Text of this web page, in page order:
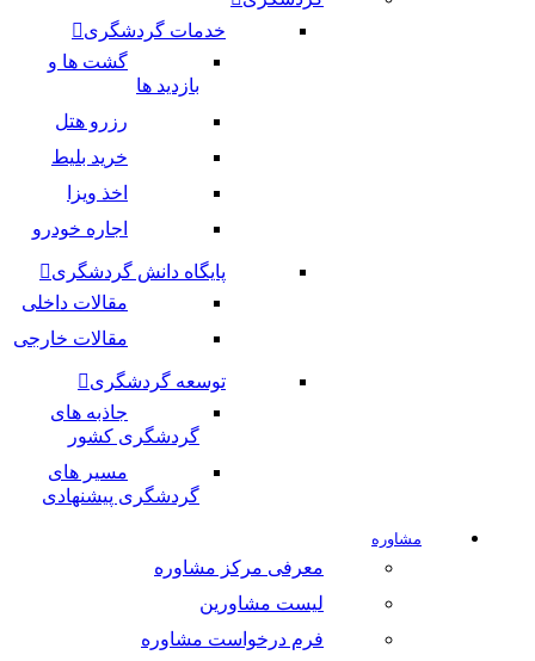
خدمات گردشگری
گشت ها و
بازدید ها
رزرو هتل
خرید بلیط
اخذ ویزا
اجاره خودرو
پایگاه دانش گردشگری
مقالات داخلی
مقالات خارجی
توسعه گردشگری
جاذبه های
گردشگری کشور
مسیر های
گردشگری پیشنهادی
مشاوره
معرفی مرکز مشاوره
لیست مشاورین
فرم درخواست مشاوره